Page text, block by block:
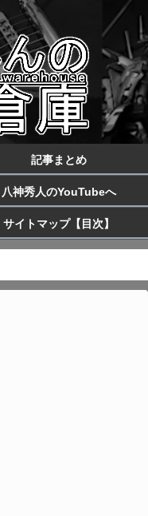
記事まとめ
八神秀人のYouTubeへ
サイトマップ【目次】